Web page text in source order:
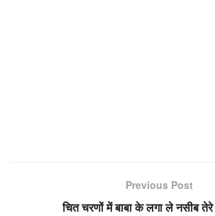
Previous Post
चित चरणों में बाबा के लगा ले नसीब